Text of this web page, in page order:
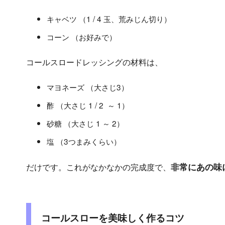
キャベツ （1 / 4 玉、荒みじん切り）
コーン （お好みで）
コールスロードレッシングの材料は、
マヨネーズ （大さじ3）
酢 （大さじ 1 / 2 ～ 1）
砂糖 （大さじ 1 ～ 2）
塩 （3つまみくらい）
だけです。これがなかなかの完成度で、 非常にあの味
コールスローを美味しく作るコツ